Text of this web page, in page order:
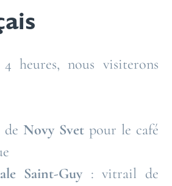
heures, nous visiterons
Novy Svetpour le café
Saint-Guy : vitrail de